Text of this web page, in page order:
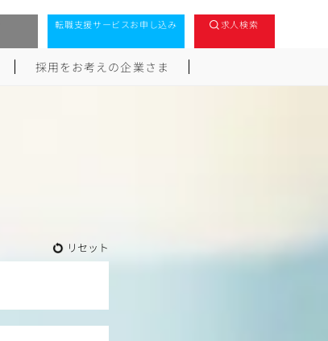
転職支援サービスお申し込み 求人検索
採用をお考えの企業さま
リセット